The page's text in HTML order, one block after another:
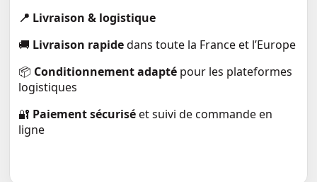
📍 Livraison & logistique
🚚 Livraison rapidedans toute la France et l’Europe
📦 Conditionnement adapté pour les plateformes
logistiques
🔐 Paiement sécuriséet suivi de commande en
ligne